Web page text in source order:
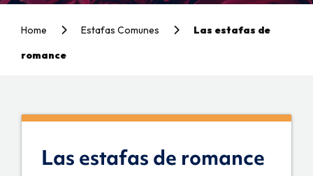
Home Estafas Comunes
Las estafas de
romance
Las estafas de romance